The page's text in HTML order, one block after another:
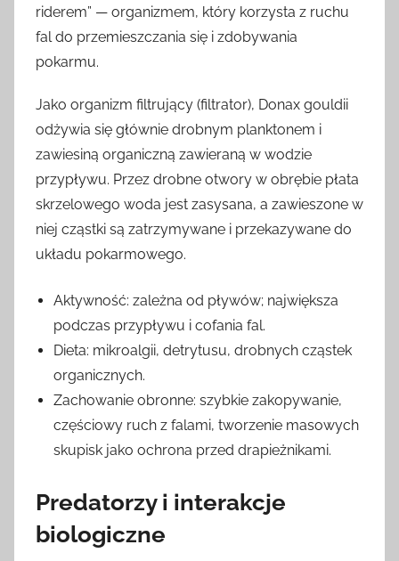
riderem” — organizmem, który korzysta z ruchu
fal do przemieszczania się i zdobywania
pokarmu.
Jako organizm filtrujący (filtrator), Donax gouldii
odżywia się głównie drobnym planktonem i
zawiesiną organiczną zawieraną w wodzie
przypływu. Przez drobne otwory w obrębie płata
skrzelowego woda jest zasysana, a zawieszone w
niej cząstki są zatrzymywane i przekazywane do
układu pokarmowego.
Aktywność: zależna od pływów; największa
podczas przypływu i cofania fal.
Dieta: mikroalgii, detrytusu, drobnych cząstek
organicznych.
Zachowanie obronne: szybkie zakopywanie,
częściowy ruch z falami, tworzenie masowych
skupisk jako ochrona przed drapieżnikami.
Predatorzy i interakcje
biologiczne